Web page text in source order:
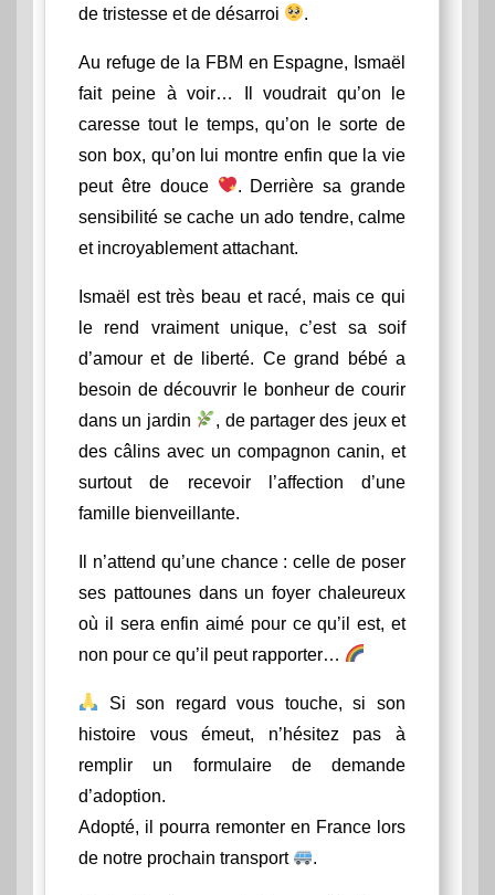
de tristesse et de désarroi
.
Au refuge de la FBM en Espagne, Ismaël
fait peine à voir… Il voudrait qu’on le
caresse tout le temps, qu’on le sorte de
son box, qu’on lui montre enfin que la vie
peut être douce
. Derrière sa grande
sensibilité se cache un ado tendre, calme
et incroyablement attachant.
Ismaël est très beau et racé, mais ce qui
le rend vraiment unique, c’est sa soif
d’amour et de liberté. Ce grand bébé a
besoin de découvrir le bonheur de courir
dans un jardin
, de partager des jeux et
des câlins avec un compagnon canin, et
surtout de recevoir l’affection d’une
famille bienveillante.
Il n’attend qu’une chance : celle de poser
ses pattounes dans un foyer chaleureux
où il sera enfin aimé pour ce qu’il est, et
non pour ce qu’il peut rapporter…
Si son regard vous touche, si son
histoire vous émeut, n’hésitez pas à
remplir un formulaire de demande
d’adoption.
Adopté, il pourra remonter en France lors
de notre prochain transport
.